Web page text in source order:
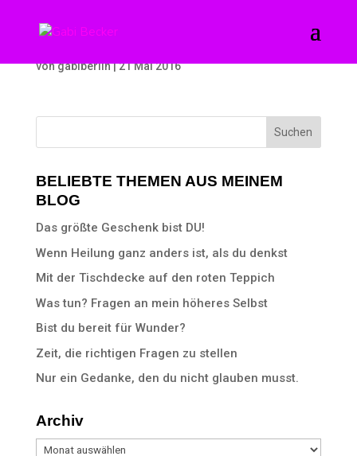
vongabiberlin|21 Mai 2016
BELIEBTE THEMEN AUS MEINEM
BLOG
Das größte Geschenk bist DU!
Wenn Heilung ganz anders ist, als du denkst
Mit der Tischdecke auf den roten Teppich
Was tun? Fragen an mein höheres Selbst
Bist du bereit für Wunder?
Zeit, die richtigen Fragen zu stellen
Nur ein Gedanke, den du nicht glauben musst.
Archiv
Archiv